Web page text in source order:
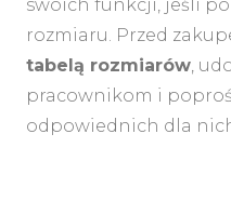
swoich funkcji, jeśli
rozmiaru. Przed
tabelą rozmiarów ,
pracownikom i
odpowiednich dla